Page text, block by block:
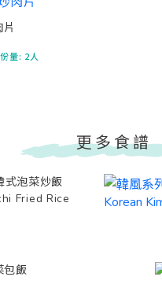
量: 2人
更多食譜
泡菜炒飯
Fried Rice
包飯